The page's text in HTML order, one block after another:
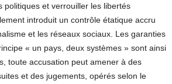
politiques et verrouiller les libertés
introduit un contrôle étatique accru
et les réseaux sociaux. Les garanties
« un pays, deux systèmes » sont ainsi
toute accusation peut amener à des
et des jugements, opérés selon le